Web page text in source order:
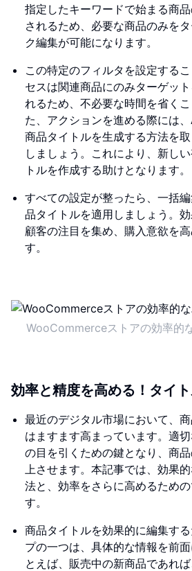
指定したキーワードで始まる商
されるため、必要な商品のみを
ク編集が可能になります。
この特定のフィルタを設定する
セスは関連商品にのみターゲッ
れるため、不必要な時間を省く
た、アクションを進める際には
商品タイトルを生成する方法を
しましょう。これにより、新し
トルを作成する助けとなります。
すべての設定が整ったら、一括
品タイトルを適用しましょう。効
顧客の注目を集め、購入意欲を
す。
WooCommerceストアの効率的
効率と精度を高める！タイ
最近のデジタル市場において、
はますます高まっています。適
の目を引くための鍵となり、商
上させます。本記事では、効果
法と、効率をさらに高めるため
す。
商品タイトルを効果的に編集す
プの一つは、具体的な情報を前
とえば、販売中の新商品であれ